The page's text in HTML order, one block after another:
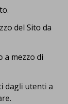
del Sito da
mezzo di
dagli utenti a